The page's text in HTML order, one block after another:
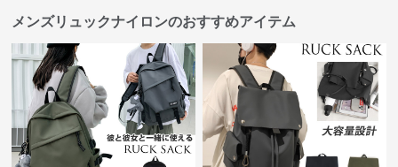
メンズリュックナイロンのおすすめアイテム